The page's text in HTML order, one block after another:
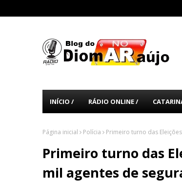
INÍCIO / RÁDIO ONLINE /
Página inicial Polícia Primeiro turno das
Primeiro turno das
mil agentes de